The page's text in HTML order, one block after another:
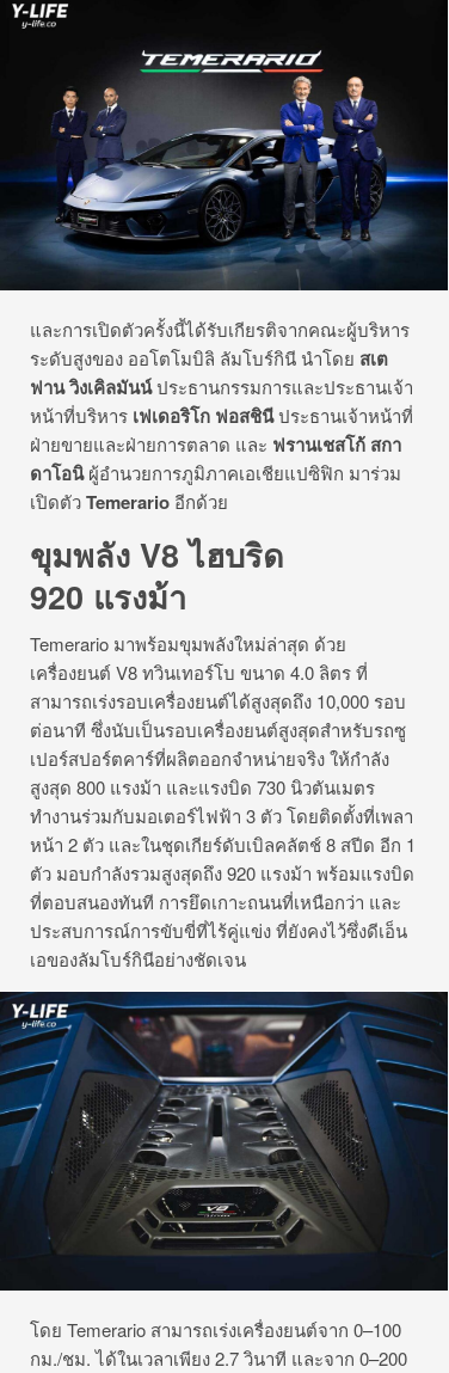
และการเปิดตัวครั้งนี้ได้รับเกียรติจากคณะผู้บริหาร
ระดับสูงของ ออโตโมบิลิ ลัมโบร์กินี นำโดย สเต
ฟาน วิงเคิลมันน์ประธานกรรมการและประธานเจ้า
หน้าที่บริหาร เฟเดอริโก ฟอสชินีประธานเจ้าหน้าที่
ฝ่ายขายและฝ่ายการตลาด และ ฟรานเชสโก้ สกา
ดาโอนิผู้อำนวยการภูมิภาคเอเชียแปซิฟิก มาร่วม
เปิดตัวTemerario อีกด้วย
ขุมพลัง V8 ไฮบริด
920 แรงม้า
Temerario มาพร้อมขุมพลังใหม่ล่าสุด ด้วย
เครื่องยนต์ V8 ทวินเทอร์โบ ขนาด 4.0 ลิตร ที่
สามารถเร่งรอบเครื่องยนต์ได้สูงสุดถึง 10,000 รอบ
ต่อนาที ซึ่งนับเป็นรอบเครื่องยนต์สูงสุดสำหรับรถซู
เปอร์สปอร์ตคาร์ที่ผลิตออกจำหน่ายจริง ให้กำลัง
สูงสุด 800 แรงม้า และแรงบิด 730 นิวตันเมตร
ทำงานร่วมกับมอเตอร์ไฟฟ้า 3 ตัว โดยติดตั้งที่เพลา
หน้า 2 ตัว และในชุดเกียร์ดับเบิลคลัตช์ 8 สปีด อีก 1
ตัว มอบกำลังรวมสูงสุดถึง 920 แรงม้า พร้อมแรงบิด
ที่ตอบสนองทันที การยึดเกาะถนนที่เหนือกว่า และ
ประสบการณ์การขับขี่ที่ไร้คู่แข่ง ที่ยังคงไว้ซึ่งดีเอ็น
เอของลัมโบร์กินีอย่างชัดเจน
โดย Temerario สามารถเร่งเครื่องยนต์จาก 0–100
กม./ชม. ได้ในเวลาเพียง 2.7 วินาที และจาก 0–200